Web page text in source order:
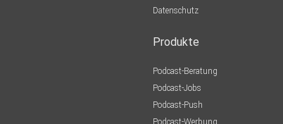
Datenschutz
Produkte
Podcast-Beratung
Podcast-Jobs
Podcast-Push
Podcast-Werbung